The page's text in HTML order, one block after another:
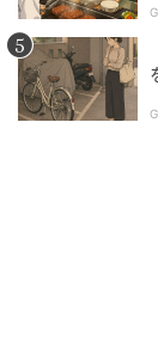
イラスト：お
※ベビーカレン
めた読者様の